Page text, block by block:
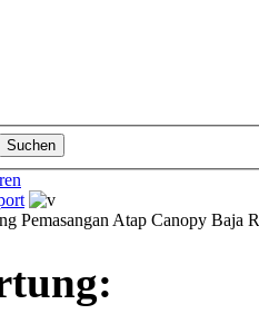
Pemasangan Atap Canopy Baja